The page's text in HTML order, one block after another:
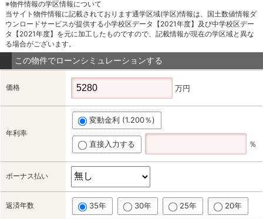
※物件情報の学区情報について
当サイト物件情報に記載されております通学区域(学区)情報は、国土数値情報ダ
ウンロードサービスが提供する小学校区データ【2021年度】及び中学校区デー
タ【2021年度】を元に加工したものですので、記載情報が現在の学区域と異な
る場合がございます。
この物件でローンシミュレーションする
価格 万円
年利率
変動金利 (1.200％)
直接入力する ％
ボーナス払い
返済年数 35年 30年 25年 20年